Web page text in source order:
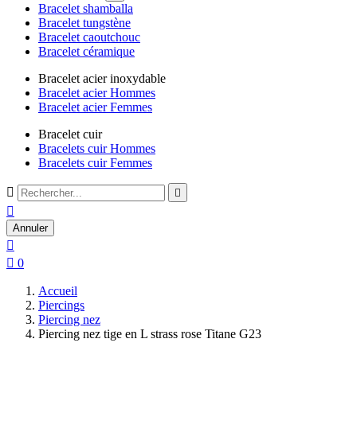
Bracelet shamballa
Bracelet tungstène
Bracelet caoutchouc
Bracelet céramique
Bracelet acier inoxydable
Bracelet acier Hommes
Bracelet acier Femmes
Bracelet cuir
Bracelets cuir Hommes
Bracelets cuir Femmes
 

Annuler

 0
Accueil
Piercings
Piercing nez
Piercing nez tige en L strass rose Titane G23